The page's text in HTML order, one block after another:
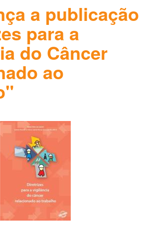
a publicação
para a
do Câncer
ao